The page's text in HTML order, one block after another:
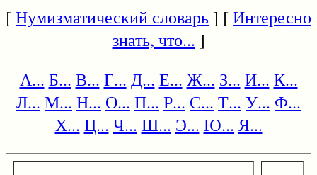
[Нумизматический словарь] [Интересно
знать, что... ]
А... Б... В... Г... Д... Е... Ж... З... И... К...
Л... М... Н... О... П... Р... С... Т... У... Ф...
Х... Ц... Ч... Ш... Э... Ю... Я...